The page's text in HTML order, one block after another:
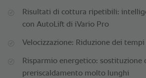
Risultati di cottura ripetibili:
con AutoLift di iVario Pro
Velocizzazione: Riduzione dei
Risparmio energetico:
preriscaldamento molto lunghi